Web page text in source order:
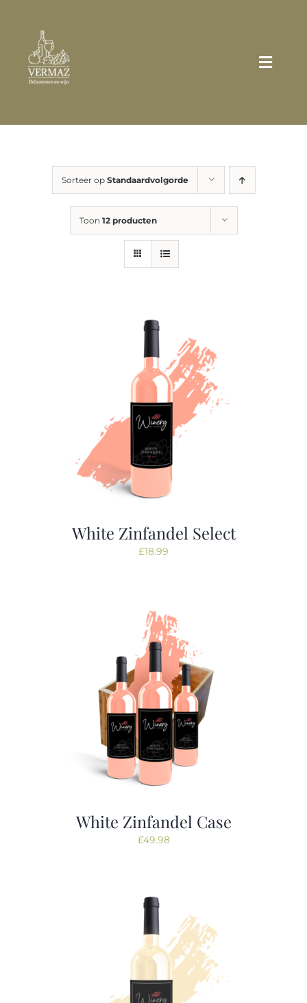
Toggle
Wie zijn wij?
Assortiment
Broodjes/Sandwiches
Sorteer op Standaardvolgorde
Toon 12 producten
White Zinfandel Select
£18.99
White Zinfandel Case
£49.98